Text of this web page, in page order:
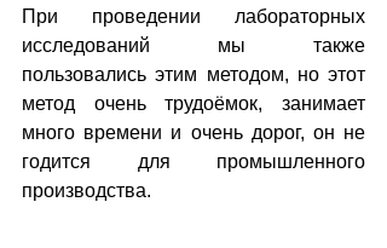
При проведении лабораторных
исследований мы также
пользовались этим методом, но этот
метод очень трудоёмок, занимает
много времени и очень дорог, он не
годится для промышленного
производства.